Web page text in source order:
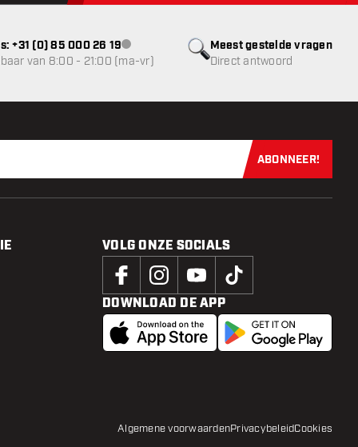
Meest gestelde vragen
Direct antwoord
+31 (0) 85 000 26 19klantenservice niet beschikbaar
van 8:00 - 21:00 (ma-vr)
Schrijf je
ABONNEER!
VOLG ONZE SOCIALS
DOWNLOAD DE APP
Algemene voorwaardenPrivacybeleidCookies